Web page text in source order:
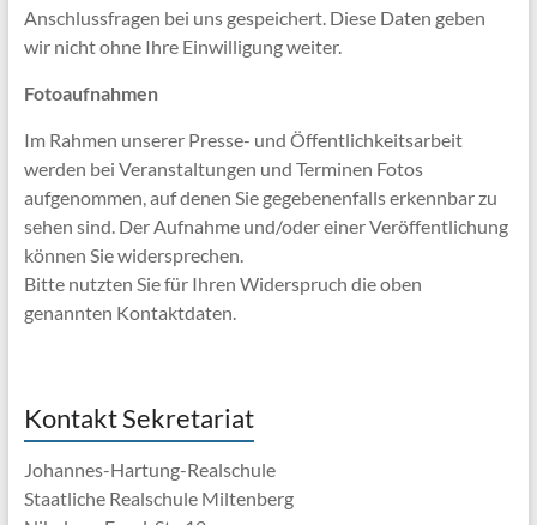
Anschlussfragen bei uns gespeichert. Diese Daten geben
wir nicht ohne Ihre Einwilligung weiter.
Fotoaufnahmen
Im Rahmen unserer Presse- und Öffentlichkeitsarbeit
werden bei Veranstaltungen und Terminen Fotos
aufgenommen, auf denen Sie gegebenenfalls erkennbar zu
sehen sind. Der Aufnahme und/oder einer Veröffentlichung
können Sie widersprechen.
Bitte nutzten Sie für Ihren Widerspruch die oben
genannten Kontaktdaten.
Kontakt Sekretariat
Johannes-Hartung-Realschule
Staatliche Realschule Miltenberg